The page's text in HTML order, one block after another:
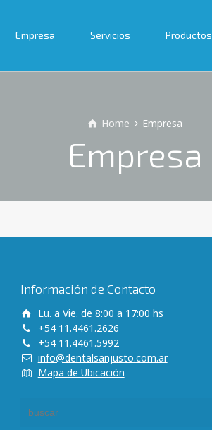
Empresa Servicios Productos
Home Empresa
Empresa
Información de Contacto
Lu. a Vie. de 8:00 a 17:00 hs
+54 11.4461.2626
+54 11.4461.5992
info@dentalsanjusto.com.ar
Mapa de Ubicación